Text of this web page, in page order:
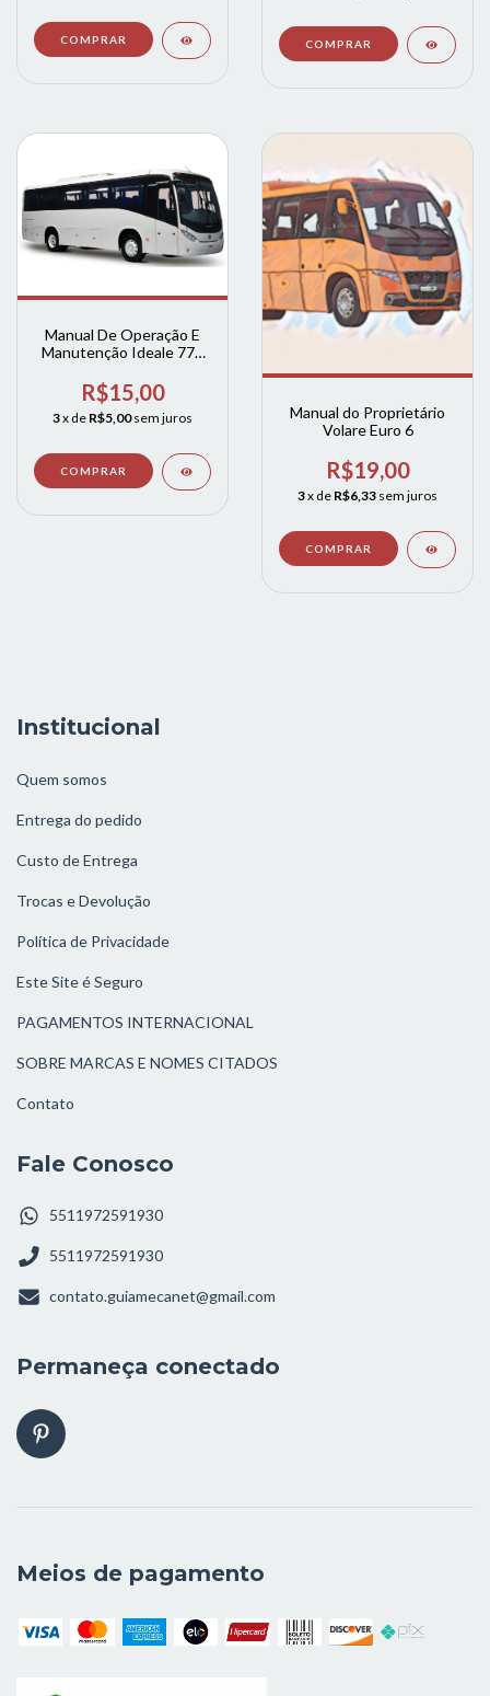
Manual De Operação E
Manutenção Ideale 770
R$15,00
3x de R$5,00 sem juros
Manual do Proprietário
Volare Euro 6
R$19,00
3x de R$6,33 sem juros
Institucional
Quem somos
Entrega do pedido
Custo de Entrega
Trocas e Devolução
Política de Privacidade
Este Site é Seguro
PAGAMENTOS INTERNACIONAL
SOBRE MARCAS E NOMES CITADOS
Contato
Fale Conosco
5511972591930
5511972591930
contato.guiamecanet@gmail.com
Permaneça conectado
Meios de pagamento